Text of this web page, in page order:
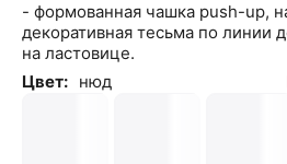
- формованная чашка push-up,
декоративная тесьма по линии
на ластовице.
Цвет: нюд